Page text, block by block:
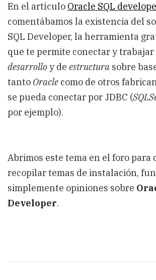
En el artículo Oracle SQL
comentábamos la existencia del
SQL Developer, la herramienta
que te permite conectar y trabajar
desarrolloy de estructura sobre
tanto Oracle como de otros
se pueda conectar por JDBC (
por ejemplo).
Abrimos este tema en el foro para
recopilar temas de instalación,
simplemente opiniones sobre
Developer.